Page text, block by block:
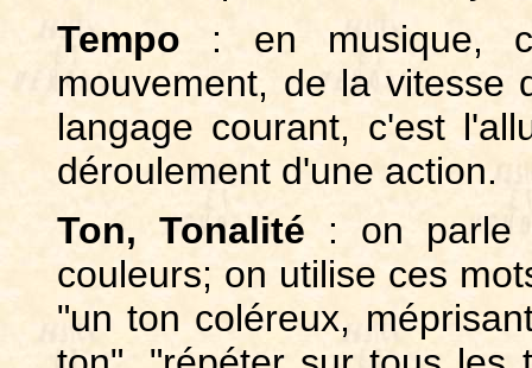
Tempo : en musique,
mouvement, de la vitesse
langage courant, c'est
déroulement d'une action.
Ton, Tonalité : on parle
couleurs; on utilise ces
"un ton coléreux,